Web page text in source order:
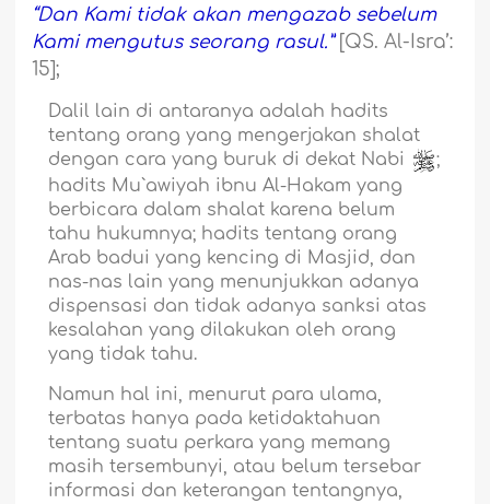
“Dan Kami tidak akan mengazab sebelum
Kami mengutus seorang rasul.”[QS. Al-Isra’:
15];
Dalil lain di antaranya adalah hadits
tentang orang yang mengerjakan shalat
dengan cara yang buruk di dekat Nabi
;
hadits Mu`awiyah ibnu Al-Hakam yang
berbicara dalam shalat karena belum
tahu hukumnya; hadits tentang orang
Arab badui yang kencing di Masjid, dan
nas-nas lain yang menunjukkan adanya
dispensasi dan tidak adanya sanksi atas
kesalahan yang dilakukan oleh orang
yang tidak tahu.
Namun hal ini, menurut para ulama,
terbatas hanya pada ketidaktahuan
tentang suatu perkara yang memang
masih tersembunyi, atau belum tersebar
informasi dan keterangan tentangnya,